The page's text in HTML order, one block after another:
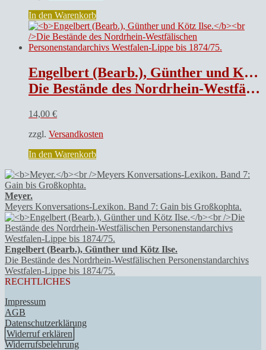
In den Warenkorb
Engelbert (Bearb.), Günther und Kötz Ilse.
Die Bestände des Nordrhein-Westfälischen Personenstandarchivs Westfalen-Lippe bis 1874/75.
14,00 €
zzgl. Versandkosten
In den Warenkorb
Meyer.
Meyers Konversations-Lexikon. Band 7: Gain bis Großkophta.
Engelbert (Bearb.), Günther und Kötz Ilse.
Die Bestände des Nordrhein-Westfälischen Personenstandarchivs
Westfalen-Lippe bis 1874/75.
RECHTLICHES
Impressum
AGB
Datenschutzerklärung
Widerruf erklären
Widerrufsbelehrung